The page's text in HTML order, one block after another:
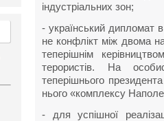
індустріальних зон;
- український дипломат
не конфлікт між двома
теперішнім
терористів. На
теперішнього
нього «комплексу
- для успішної